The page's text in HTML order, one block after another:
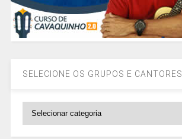
SELECIONE OS GRUPOS E CANTORES
SELECIONE